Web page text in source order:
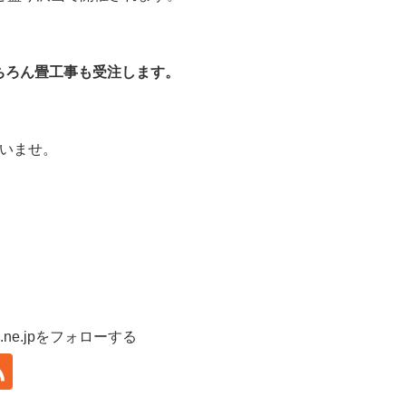
ん畳工事も受注します。
ませ。
をフォローする